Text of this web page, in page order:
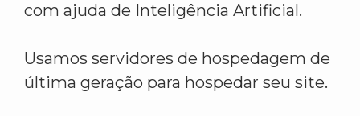
com ajuda de Inteligência Artificial.
Usamos servidores de hospedagem de
última geração para hospedar seu site.